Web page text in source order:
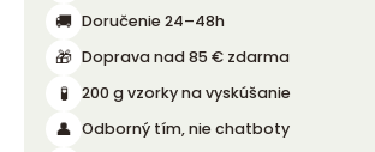
🚚 Doručenie 24–48h
🎁 Doprava nad 85 € zdarma
🧪 200 g vzorky na vyskúšanie
👤 Odborný tím, nie chatboty